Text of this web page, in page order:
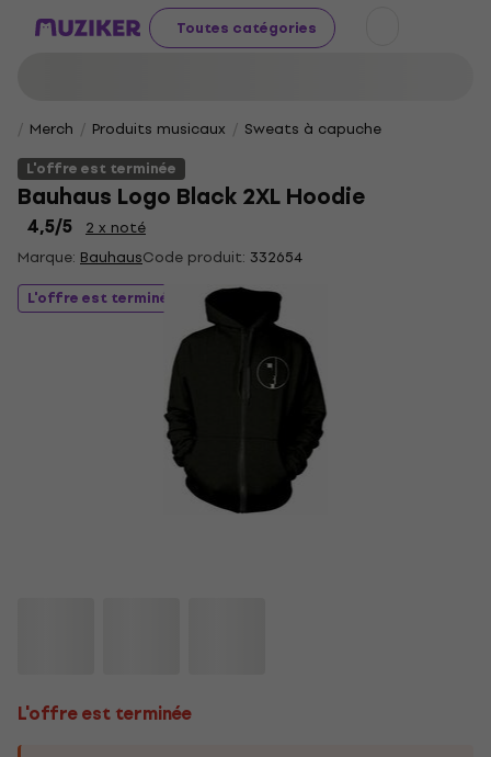
Toutes catégories
Merch Produits musicaux
Sweats à capuche
L'offre est terminée
Bauhaus Logo Black 2XL Hoodie
4,5/5
2 x noté
Marque: BauhausCode produit: 332654
L'offre est terminée
L'offre est terminée